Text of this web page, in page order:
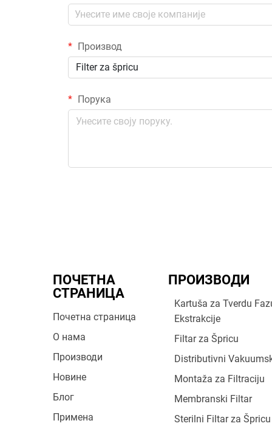
Производ
Filter za špricu
Порука
ПОЧЕТНА
СТРАНИЦА
Почетна страница
О нама
Производи
Новине
Блог
Примена
ПРОИЗВОДИ
Kartuša za Tverdu
Ekstrakcije
Filtar za Špricu
Distributivni
Montaža za Filtraciju
Membranski Filtar
Sterilni Filtar za Špricu